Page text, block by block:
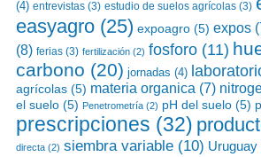
(4) entrevistas (3) estudio de suelos agrícolas (3)
easyagro (25) expoagro (5) expos
(8) ferias (3) fertilización (2) fosforo (11)
carbono (20) jornadas (4)
agrícolas (5) materia organica (7)
el suelo (5) Penetrometría (2) pH del suelo (5)
prescripciones (32)
directa (2) siembra variable (10) Uruguay